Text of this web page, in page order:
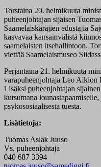
Torstaina 20. helmikuuta
puheenjohtajan sijaisen
Saamelaiskäräjien edustajia
kasvavaa kansainvälistä
saamelaisten itsehallintoon.
viettää Saamelaismuseo
Perjantaina 21. helmikuuta
varapuheenjohtaja Leo Aikion
Lisäksi puheenjohtajan
kutsumana
psykososiaalisesta tuesta.
Lisätietoja:
Tuomas Aslak Juuso
Vs. puheenjohtaja
040 687 3394